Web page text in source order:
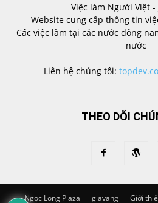
Việc làm Người Việt -
Website cung cấp thông tin
Các việc làm tại các nước đông
nước
Liên hệ chúng tôi:
THEO DÕI
Ngọc Long Plaza giavang Giới